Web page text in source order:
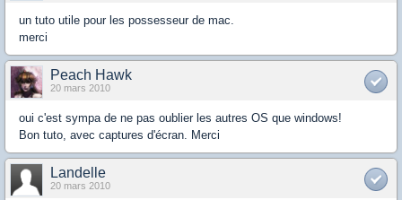
un tuto utile pour les possesseur de mac.
merci
Peach Hawk
20 mars 2010
oui c'est sympa de ne pas oublier les autres OS que windows!
Bon tuto, avec captures d'écran. Merci
Landelle
20 mars 2010